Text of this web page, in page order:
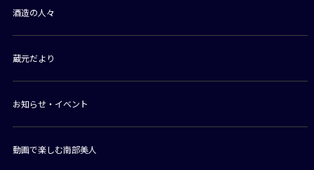
酒造の人々
蔵元だより
お知らせ・イベント
動画で楽しむ南部美人